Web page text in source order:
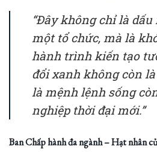
“Đây không chỉ là
một tổ chức, mà là
hành trình kiến tạo
đổi xanh không còn
là mệnh lệnh sống
nghiệp thời đại mới.”
Ban Chấp hành đa ngành – Hạt nhân